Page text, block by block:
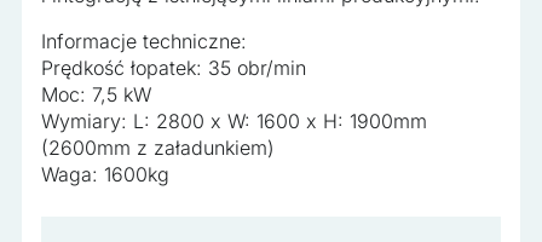
Informacje techniczne:
Prędkość łopatek: 35 obr/min
Moc: 7,5 kW
Wymiary: L: 2800 x W: 1600 x H: 1900mm
(2600mm z załadunkiem)
Waga: 1600kg
Nieklasyfikowane pliki cookie, to pliki, które są w procesie
klasyfikowania, wraz z dostawcami poszczególnych
ciasteczek.
Odrzuć wszystko